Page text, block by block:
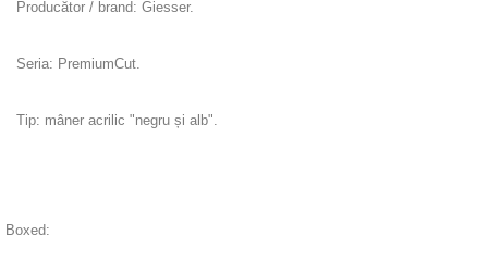
Producător / brand: Giesser.
Seria: PremiumCut.
Tip: mâner acrilic "negru și alb".
Boxed: